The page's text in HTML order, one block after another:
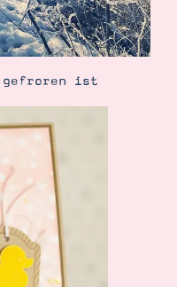
gefroren ist